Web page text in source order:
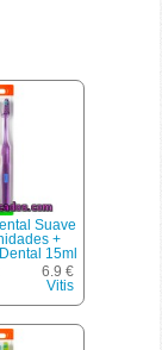
Suave
+
15ml
6.9 €
Vitis